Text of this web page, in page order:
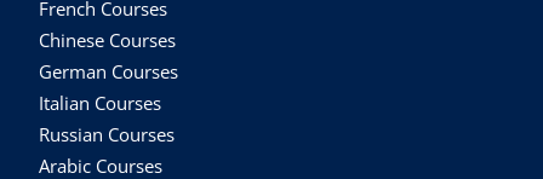
French Courses
Chinese Courses
German Courses
Italian Courses
Russian Courses
Arabic Courses